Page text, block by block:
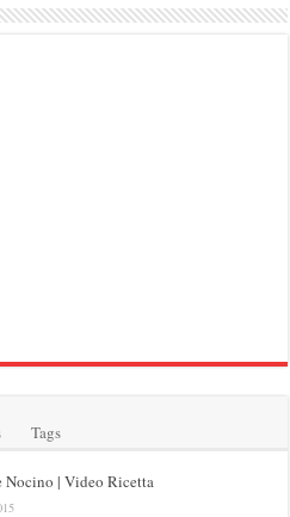
Tags
Nocino | Video Ricetta